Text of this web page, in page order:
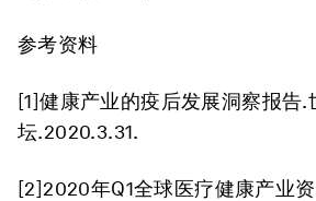
参考资料
[1]健康产业的疫后发展洞察报告.
坛.2020.3.31.
[2]2020年Q1全球医疗健康产业